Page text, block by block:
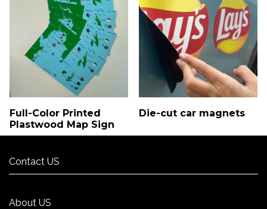
Full-Color Printed
Plastwood Map Sign
Die-cut car magnets
Contact US
About US